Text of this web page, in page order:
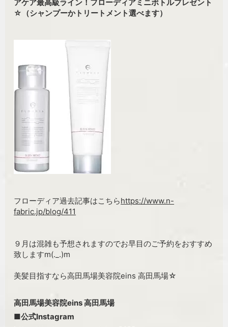
アケア最高級ライン！フローディアミニボトルプレゼント
☆（シャンプーかトリートメント選べます）
フローディア過去記事はこちらhttps://www.n-
fabric.jp/blog/411
９月は混雑も予想されますのでお早目のご予約をおすすめ
致しますm(._.)m
美髪目指すなら高田馬場美容院eins 高田馬場☆
高田馬場美容院eins 高田馬場
■公式Instagram